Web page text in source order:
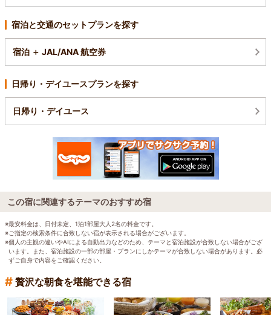
宿泊と交通のセットプランを探す
宿泊 ＋ JAL/ANA 航空券
日帰り・デイユースプランを探す
日帰り・デイユース
この宿に関連するテーマのおすすめ宿
※最安料金は、日付未定、1泊1部屋大人2名の料金です。
※ご指定の検索条件に合致しない宿が表示される場合がございます。
※個人の主観の違いやAIによる自動出力などのため、テーマと宿泊施設が合致しない場合がござ
います。また、宿泊施設の一部の部屋・プランにしかテーマが合致しない場合があります。必
ずご自身で内容をご確認ください。
# 贅沢な朝食を堪能できる宿